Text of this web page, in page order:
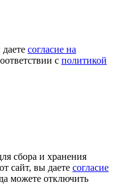
согласие на
с политикой
сбора и хранения
сайт, вы даете согласие
можете отключить